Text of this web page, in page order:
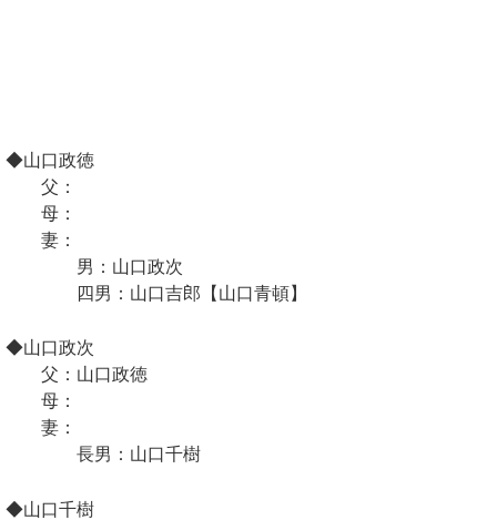
◆山口政徳
父：
母：
妻：
男：山口政次
四男：山口吉郎【山口青頓】
◆山口政次
父：山口政徳
母：
妻：
長男：山口千樹
◆山口千樹